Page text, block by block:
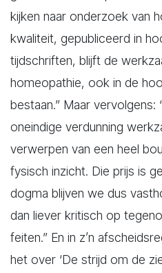
kijken naar onderzoek van
kwaliteit, gepubliceerd in
tijdschriften, blijft de
homeopathie, ook in de
bestaan.” Maar vervolgens:
oneindige verdunning
verwerpen van een heel
fysisch inzicht. Die prijs is
dogma blijven we dus
dan liever kritisch op
feiten.” En in z’n
het over ‘De strijd om de